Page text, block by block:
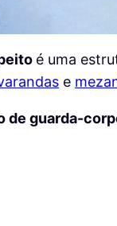
é uma
e
de guarda-